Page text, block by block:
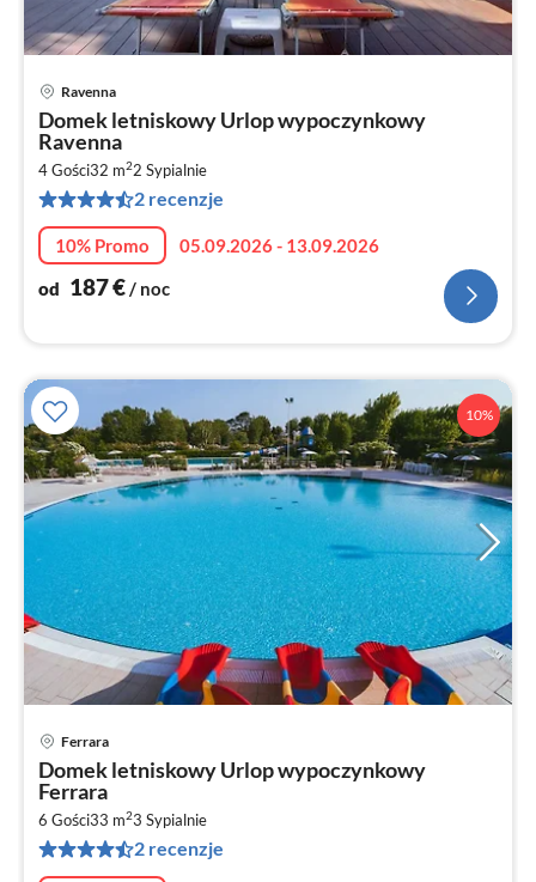
Ravenna
Domek letniskowy Urlop wypoczynkowy
Ravenna
4 Gości32 m22 Sypialnie
2 recenzje
10% Promo
05.09.2026 - 13.09.2026
od 187€ / noc
10%
Ferrara
Domek letniskowy Urlop wypoczynkowy
Ferrara
6 Gości33 m23 Sypialnie
2 recenzje